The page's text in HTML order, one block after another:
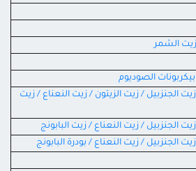
زيت الشمر
الصوديوم
الجنزبيل / زيت الزيتون / زيت النعناع / زيت
الجنزبيل / زيت النعناع / زيت البابونج
الجنزبيل / زيت النعناع / بودرة البابونج